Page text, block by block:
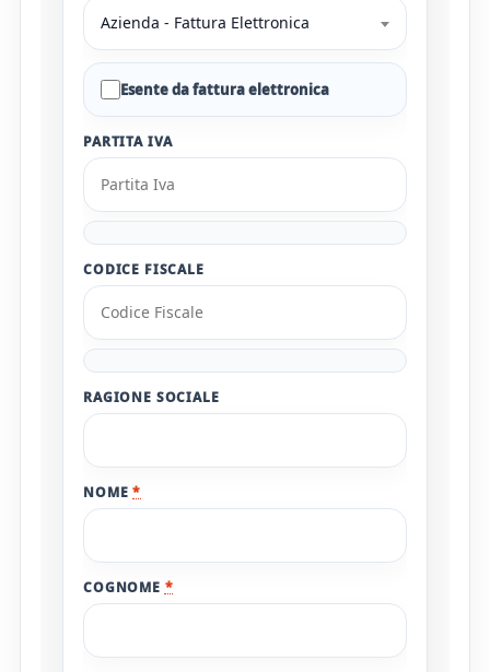
Azienda - Fattura Elettronica
Esente da fattura elettronica
NOME*
COGNOME *
RAGIONE SOCIALE
CODICE FISCALE
PARTITA IVA